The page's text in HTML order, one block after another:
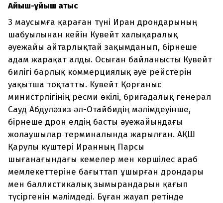
Айқыш-ұйқыш атыс
3 маусымға қараған түні Иран дрондарының
шабуылынан кейін Кувейт халықаралық
әуежайы айтарлықтай зақымданып, бірнеше
адам жарақат алды. Осыған байланысты Кувейт
билігі барлық коммерциялық әуе рейстерін
уақытша тоқтатты. Кувейт Қорғаныс
министрлігінің ресми өкілі, бригадалық генерал
Сауд Абдуләзиз әл-Отайбидің мәлімдеуінше,
бірнеше дрон елдің басты әуежайындағы
жолаушылар терминалында жарылған. АҚШ
Қарулы күштері Иранның Парсы
шығанағындағы кемелер мен көршілес араб
мемлекеттеріне бағыттап ұшырған дрондары
мен баллистикалық зымырандарын қағып
түсіргенін мәлімдеді. Бұған жауап ретінде